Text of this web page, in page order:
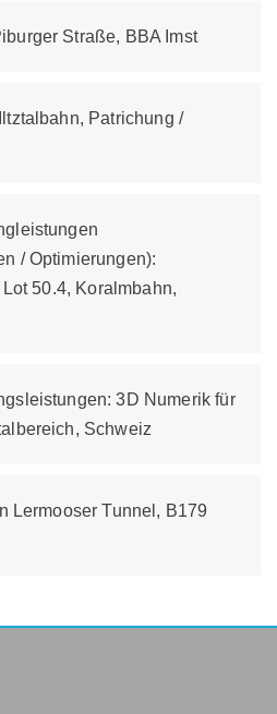
Straße, BBA Imst
Patrichung /
/ Optimierungen):
50.4, Koralmbahn,
3D Numerik für
Schweiz
Lermooser Tunnel, B179